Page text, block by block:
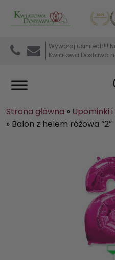
Kwiaciarnia internetowa
Wywołaj uśmiech!!!
Kwiatowa Dostawa
Strona główna » Upominki
» Balon z helem różowa “2”